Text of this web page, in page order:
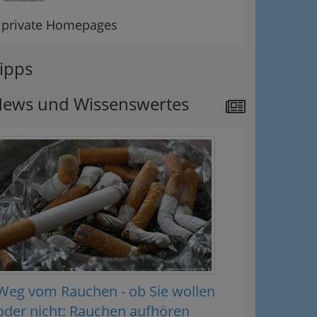
private Homepages
und Wissenswertes
vom Rauchen - ob Sie wollen
nicht: Rauchen aufhören